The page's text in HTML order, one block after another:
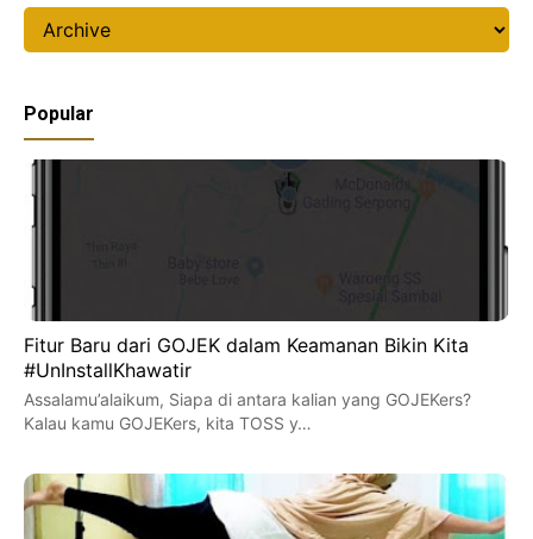
Popular
Fitur Baru dari GOJEK dalam Keamanan Bikin Kita
#UnInstallKhawatir
Assalamu’alaikum, Siapa di antara kalian yang GOJEKers?
Kalau kamu GOJEKers, kita TOSS y…